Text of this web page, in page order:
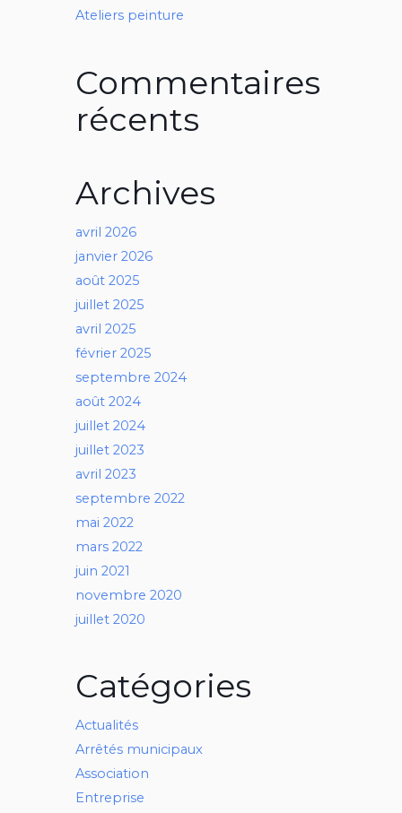
Ateliers peinture
Commentaires
récents
Archives
avril 2026
janvier 2026
août 2025
juillet 2025
avril 2025
février 2025
septembre 2024
août 2024
juillet 2024
juillet 2023
avril 2023
septembre 2022
mai 2022
mars 2022
juin 2021
novembre 2020
juillet 2020
Catégories
Actualités
Arrêtés municipaux
Association
Entreprise